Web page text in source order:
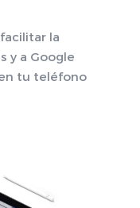
la
y a Google
tu teléfono